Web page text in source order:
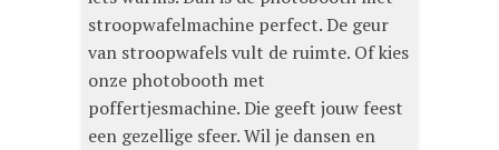
stroopwafelmachine perfect. De geur
van stroopwafels vult de ruimte. Of kies
onze photobooth met
poffertjesmachine. Die geeft jouw feest
een gezellige sfeer. Wil je dansen en